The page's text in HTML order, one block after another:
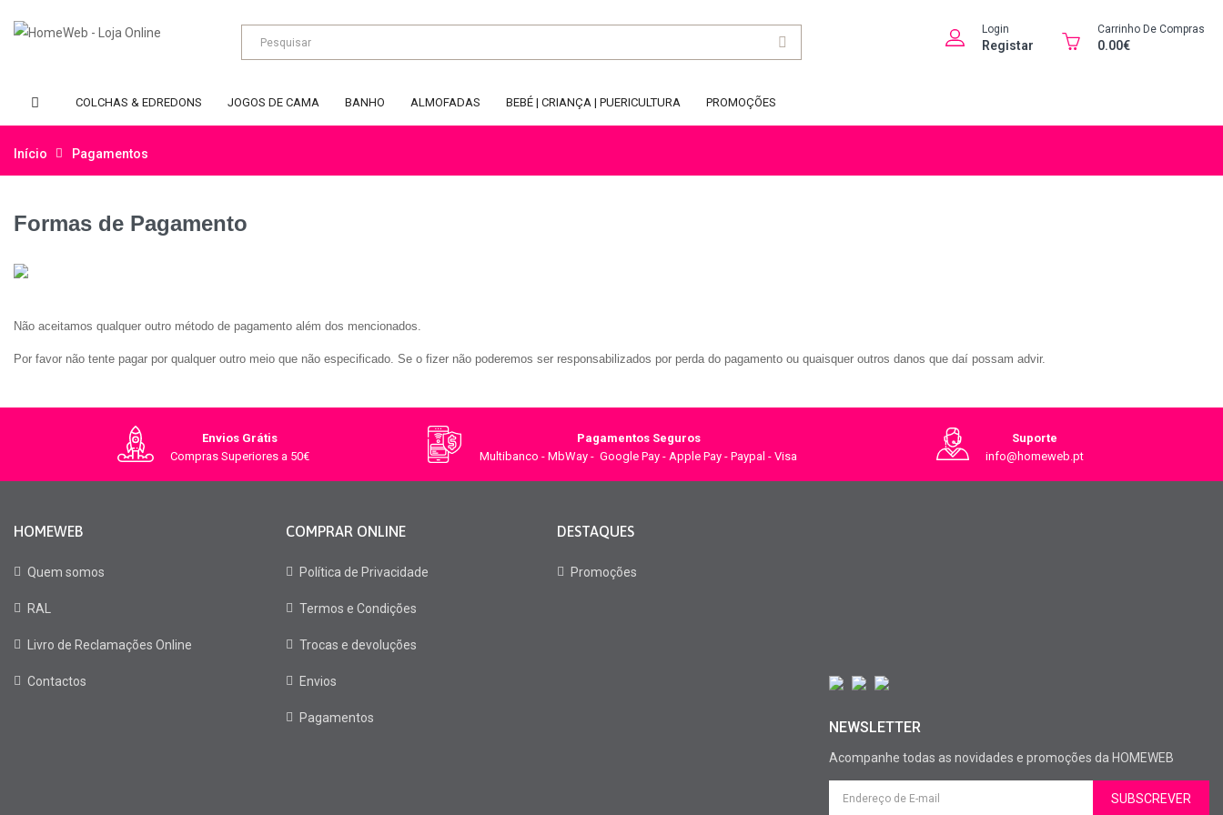
Carrinho De Compras
0.00€
Login
Registar
COLCHAS & EDREDONS JOGOS DE CAMA BANHO ALMOFADAS BEBÉ | CRIANÇA | PUERICULTURA PROMOÇÕES
Início Pagamentos
Formas de Pagamento
Não aceitamos qualquer outro método de pagamento além dos mencionados.
Por favor não tente pagar por qualquer outro meio que não especificado. Se o fizer não poderemos ser responsabilizados por perda do pagamento ou quaisquer outros danos que daí possam advir.
Envios Grátis
Compras Superiores a 50€
Pagamentos Seguros
Multibanco - MbWay - Google Pay - Apple Pay - Paypal - Visa
Suporte
info@homeweb.pt
HOMEWEB
Quem somos
RAL
Livro de Reclamações Online
Contactos
COMPRAR ONLINE
Política de Privacidade
Termos e Condições
Trocas e devoluções
Envios
Pagamentos
DESTAQUES
Promoções
NEWSLETTER
Acompanhe todas as novidades e promoções da HOMEWEB
SUBSCREVER